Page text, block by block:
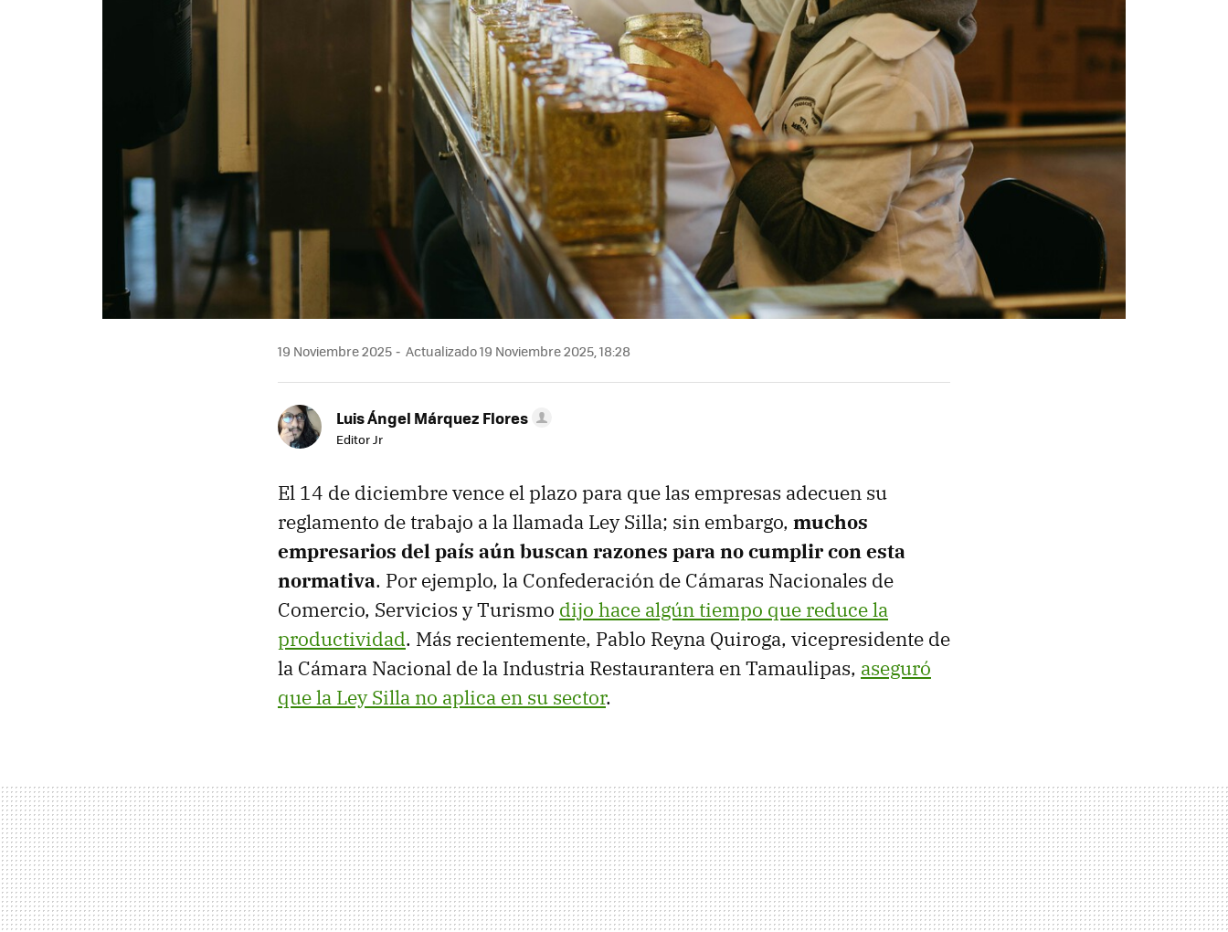
19 Noviembre 2025 Actualizado 19 Noviembre 2025, 18:28
Luis Ángel Márquez Flores
Editor Jr
El 14 de diciembre vence el plazo para que las empresas adecuen su
reglamento de trabajo a la llamada Ley Silla; sin embargo, muchos
empresarios del país aún buscan razones para no cumplir con esta
normativa. Por ejemplo, la Confederación de Cámaras Nacionales de
Comercio, Servicios y Turismo dijo hace algún tiempo que reduce la
productividad. Más recientemente, Pablo Reyna Quiroga, vicepresidente de
la Cámara Nacional de la Industria Restaurantera en Tamaulipas, aseguró
que la Ley Silla no aplica en su sector.